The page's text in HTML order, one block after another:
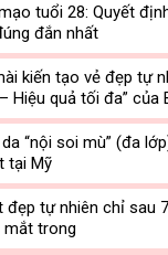
tuổi 28: Quyết
đắn nhất
kiến tạo vẻ đẹp tự
Hiệu quả tối đa” của
“nội soi mù” (đa
tại Mỹ
đẹp tự nhiên chỉ sau
mắt trong